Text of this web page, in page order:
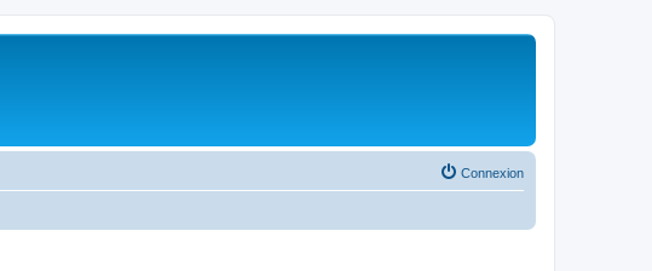
Connexion